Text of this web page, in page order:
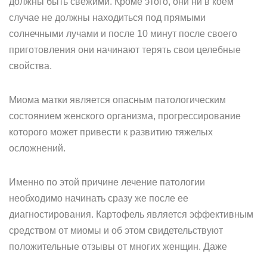
случае не должны находиться под прямыми
солнечными лучами и после 10 минут после своего
приготовления они начинают терять свои целебные
свойства.
Миома матки является опасным патологическим
состоянием женского организма, прогрессирование
которого может привести к развитию тяжелых
осложнений.
Именно по этой причине лечение патологии
необходимо начинать сразу же после ее
диагностирования. Картофель является эффективным
средством от миомы и об этом свидетельствуют
положительные отзывы от многих женщин. Даже